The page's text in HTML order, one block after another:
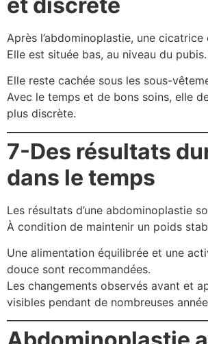
Après l’abdominoplastie, une cicatrice
Elle est située bas, au niveau du pubis.
Elle reste cachée sous les sous-
Avec le temps et de bons soins, elle
plus discrète.
7-Des résultats
dans le temps
Les résultats d’une abdominoplastie
À condition de maintenir un poids
Une alimentation équilibrée et une
douce sont recommandées.
Les changements observés avant et
visibles pendant de nombreuses